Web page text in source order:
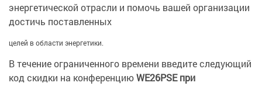
энергетической отрасли и помочь вашей организации
достичь поставленных
целей в области энергетики.
В течение ограниченного времени введите следующий
код скидки на конференциюWE26PSE при